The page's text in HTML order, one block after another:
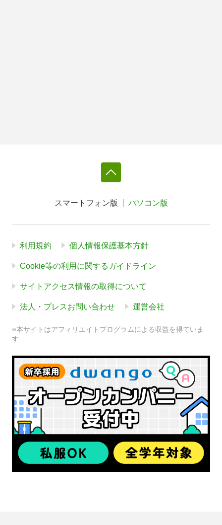
スマートフォン版 パソコン版
利用規約 個人情報保護基本方針
Cookie等の利用に関するガイドライン
サイトアクセス情報の取得について
法人・プレスお問い合わせ 運営会社
※本サイトはアフィリエイトプログラムによる収益を得ていま
す